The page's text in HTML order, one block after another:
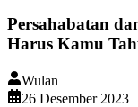
Persahabatan
Harus Kamu
Wulan
26 Desember 2023